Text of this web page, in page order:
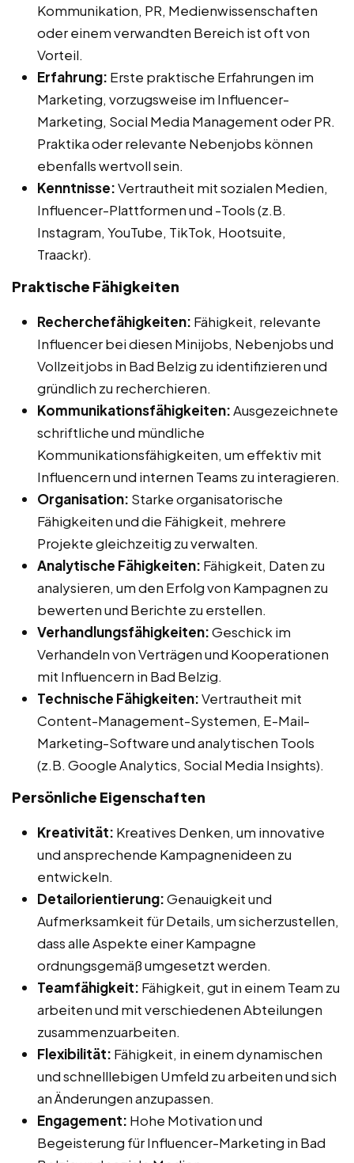
Kommunikation, PR, Medienwissenschaften
oder einem verwandten Bereich ist oft von
Vorteil.
Erfahrung: Erste praktische Erfahrungen im
Marketing, vorzugsweise im Influencer-
Marketing, Social Media Management oder PR.
Praktika oder relevante Nebenjobs können
ebenfalls wertvoll sein.
Kenntnisse:Vertrautheit mit sozialen Medien,
Influencer-Plattformen und -Tools (z.B.
Instagram, YouTube, TikTok, Hootsuite,
Traackr).
Praktische Fähigkeiten
Recherchefähigkeiten: Fähigkeit, relevante
Influencer bei diesen Minijobs, Nebenjobs und
Vollzeitjobs in Bad Belzig zu identifizieren und
gründlich zu recherchieren.
Kommunikationsfähigkeiten:Ausgezeichnete
schriftliche und mündliche
Kommunikationsfähigkeiten, um effektiv mit
Influencern und internen Teams zu interagieren.
Organisation: Starke organisatorische
Fähigkeiten und die Fähigkeit, mehrere
Projekte gleichzeitig zu verwalten.
Analytische Fähigkeiten: Fähigkeit, Daten zu
analysieren, um den Erfolg von Kampagnen zu
bewerten und Berichte zu erstellen.
Verhandlungsfähigkeiten:Geschick im
Verhandeln von Verträgen und Kooperationen
mit Influencern in Bad Belzig.
Technische Fähigkeiten:Vertrautheit mit
Content-Management-Systemen, E-Mail-
Marketing-Software und analytischen Tools
(z.B. Google Analytics, Social Media Insights).
Persönliche Eigenschaften
Kreativität: Kreatives Denken, um innovative
und ansprechende Kampagnenideen zu
entwickeln.
Detailorientierung:Genauigkeit und
Aufmerksamkeit für Details, um sicherzustellen,
dass alle Aspekte einer Kampagne
ordnungsgemäß umgesetzt werden.
Teamfähigkeit: Fähigkeit, gut in einem Team zu
arbeiten und mit verschiedenen Abteilungen
zusammenzuarbeiten.
Flexibilität: Fähigkeit, in einem dynamischen
und schnelllebigen Umfeld zu arbeiten und sich
an Änderungen anzupassen.
Engagement: Hohe Motivation und
Begeisterung für Influencer-Marketing in Bad